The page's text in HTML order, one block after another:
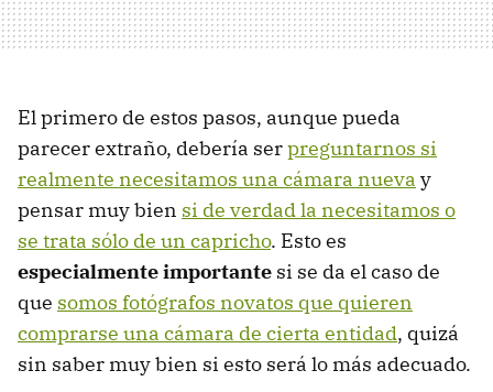
El primero de estos pasos, aunque pueda
parecer extraño, debería serpreguntarnos si
realmente necesitamos una cámara nueva y
pensar muy bien si de verdad la necesitamos o
se trata sólo de un capricho. Esto es
especialmente importante si se da el caso de
que somos fotógrafos novatos que quieren
comprarse una cámara de cierta entidad, quizá
sin saber muy bien si esto será lo más adecuado.